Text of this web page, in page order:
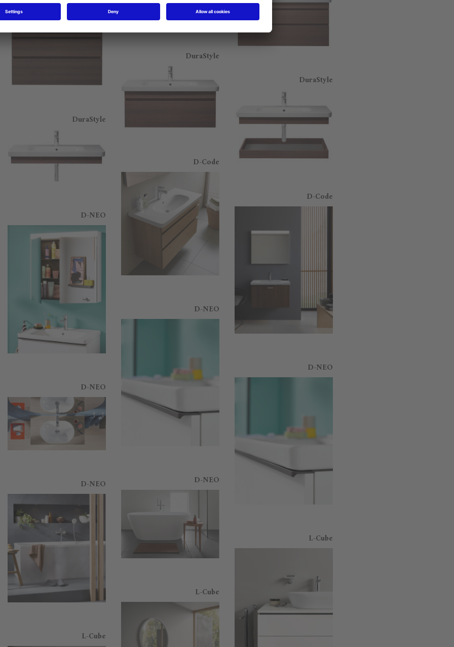
DuraStyle
D-Code
D-NEO
L-Cube
DuraStyle
D-Code
D-NEO
D-NEO
L-Cube
DuraStyle
D-NEO
D-NEO
D-NEO
L-Cube